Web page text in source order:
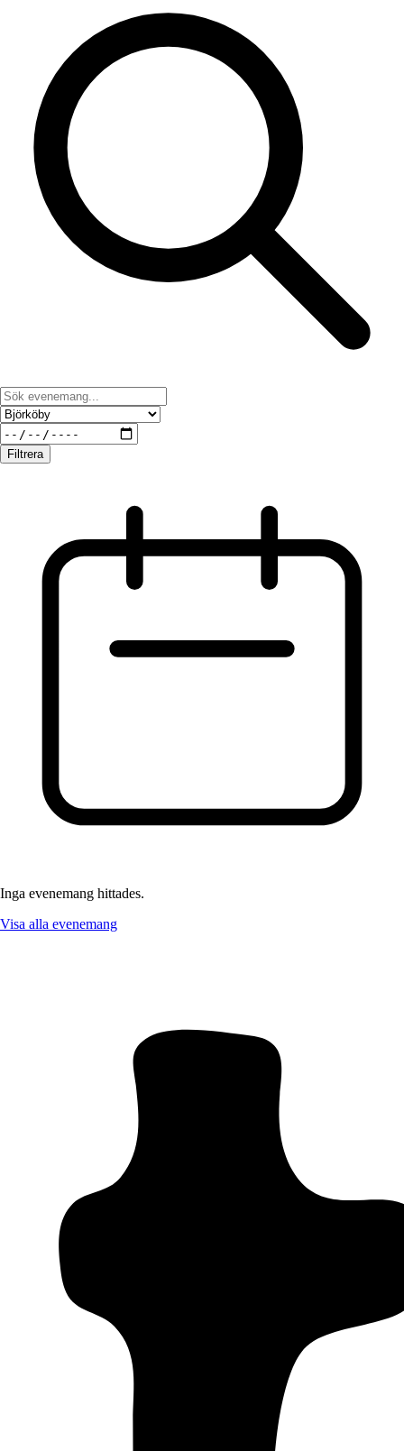
Filtrera
Inga evenemang hittades.
Visa alla evenemang